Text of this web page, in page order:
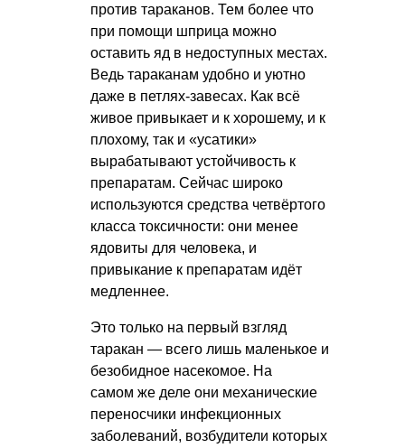
против тараканов. Тем более что
при помощи шприца можно
оставить яд в недоступных местах.
Ведь тараканам удобно и уютно
даже в петлях-завесах. Как всё
живое привыкает и к хорошему, и к
плохому, так и «усатики»
вырабатывают устойчивость к
препаратам. Сейчас широко
используются средства четвёртого
класса токсичности: они менее
ядовиты для человека, и
привыкание к препаратам идёт
медленнее.
Это только на первый взгляд
таракан — всего лишь маленькое и
безобидное насекомое. На
самом же деле они механические
переносчики инфекционных
заболеваний, возбудители которых